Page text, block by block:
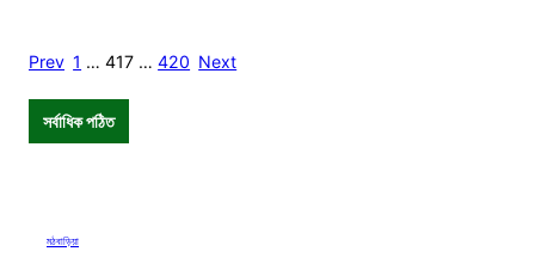
Prev 1 … 417 … 420 Next
সর্বাধিক পঠিত
মঠবাড়িয়া